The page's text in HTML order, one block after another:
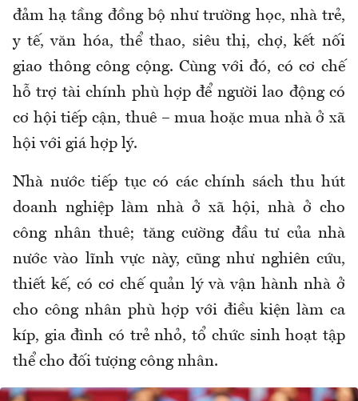
đảm hạ tầng đồng bộ như trường học, nhà trẻ,
y tế, văn hóa, thể thao, siêu thị, chợ, kết nối
giao thông công cộng. Cùng với đó, có cơ chế
hỗ trợ tài chính phù hợp để người lao động có
cơ hội tiếp cận, thuê – mua hoặc mua nhà ở xã
hội với giá hợp lý.
Nhà nước tiếp tục có các chính sách thu hút
doanh nghiệp làm nhà ở xã hội, nhà ở cho
công nhân thuê; tăng cường đầu tư của nhà
nước vào lĩnh vực này, cũng như nghiên cứu,
thiết kế, có cơ chế quản lý và vận hành nhà ở
cho công nhân phù hợp với điều kiện làm ca
kíp, gia đình có trẻ nhỏ, tổ chức sinh hoạt tập
thể cho đối tượng công nhân.